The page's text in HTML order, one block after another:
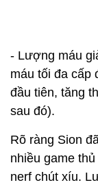
- Lượng máu
máu tối đa cấp
đầu tiên, tăng
sau đó).
Rõ ràng Sion
nhiều game
nerf chút xíu.